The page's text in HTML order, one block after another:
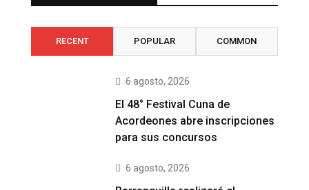
RECENT POPULAR COMMON
6 agosto, 2026
El 48° Festival Cuna de
Acordeones abre inscripciones
para sus concursos
6 agosto, 2026